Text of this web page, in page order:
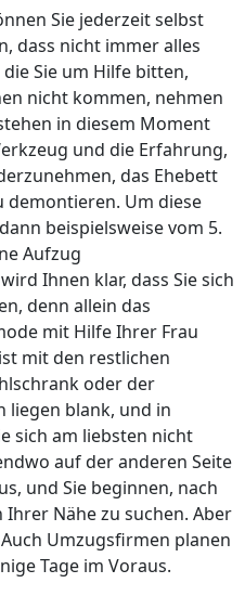
Sie jederzeit selbst
dass nicht immer alles
Sie um Hilfe bitten,
nicht kommen, nehmen
in diesem Moment
und die Erfahrung,
das Ehebett
demontieren. Um diese
beispielsweise vom 5.
Aufzug
Ihnen klar, dass Sie sich
denn allein das
mit Hilfe Ihrer Frau
mit den restlichen
oder der
liegen blank, und in
sich am liebsten nicht
auf der anderen Seite
und Sie beginnen, nach
Nähe zu suchen. Aber
Umzugsfirmen planen
Tage im Voraus.